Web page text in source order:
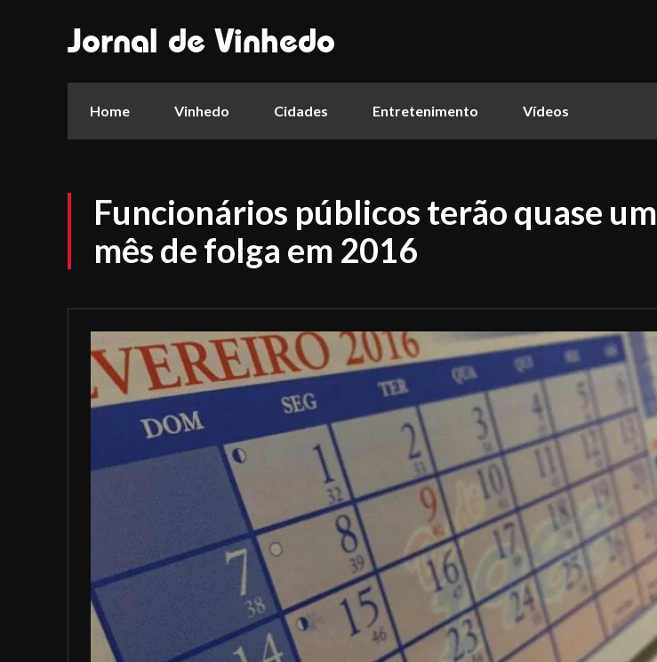
Jornal de Vinhedo
Home Vinhedo Cidades Entretenimento Vídeos
Funcionários públicos terão quase um
mês de folga em 2016